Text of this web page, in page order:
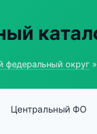
федеральный округ
Центральный ФО